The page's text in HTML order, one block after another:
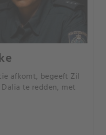
afkomt, begeeft Zil
te redden, met